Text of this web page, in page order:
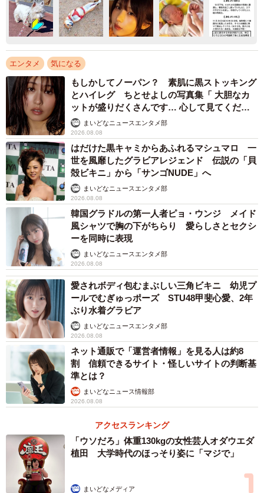
エンタメ 気になる
もしかしてノーパン？ 素肌に黒ストッキング
とハイレグ ちとせよしの写真集「 大胆なカ
ットが盛りだくさんです… 心して見てくださ
い」まいどなニュースエンタメ部
2026.08.08
はだけた黒キャミからあふれるマシュマロ 一
世を風靡したグラビアレジェンド 伝説の「貝
殻ビキニ」から「サンゴNUDE」へ
まいどなニュースエンタメ部
2026.08.08
韓国グラドルの第一人者ピョ・ウンジ メイド
風シャツで胸の下がちらり 愛らしさとセクシ
ーを同時に表現
まいどなニュースエンタメ部
2026.08.08
愛されボディ包むまぶしい三角ビキニ 幼児プ
ールでむぎゅっポーズ STU48甲斐心愛、2年
ぶり水着グラビア
まいどなニュースエンタメ部
2026.08.08
ネット通販で「運営者情報」を見る人は約8
割 信頼できるサイト・怪しいサイトの判断基
準とは？
まいどなニュース情報部
2026.08.08
アクセスランキング
「ウソだろ」体重130kgの女性芸人オダウエダ
植田 大学時代のほっそり姿に「マジで」
まいどなメディア